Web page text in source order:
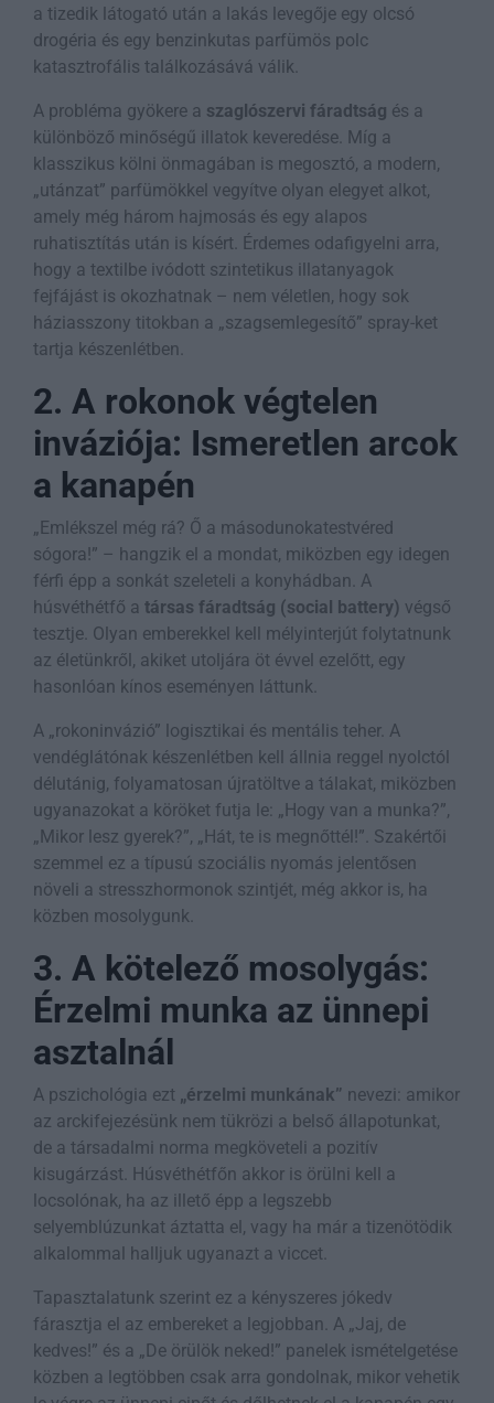
a tizedik látogató után a lakás levegője egy olcsó
drogéria és egy benzinkutas parfümös polc
katasztrofális találkozásává válik.
A probléma gyökere a szaglószervi fáradtság és a
különböző minőségű illatok keveredése. Míg a
klasszikus kölni önmagában is megosztó, a modern,
„utánzat” parfümökkel vegyítve olyan elegyet alkot,
amely még három hajmosás és egy alapos
ruhatisztítás után is kísért. Érdemes odafigyelni arra,
hogy a textilbe ivódott szintetikus illatanyagok
fejfájást is okozhatnak – nem véletlen, hogy sok
háziasszony titokban a „szagsemlegesítő” spray-ket
tartja készenlétben.
2. A rokonok végtelen
inváziója: Ismeretlen arcok
a kanapén
„Emlékszel még rá? Ő a másodunokatestvéred
sógora!” – hangzik el a mondat, miközben egy idegen
férfi épp a sonkát szeleteli a konyhádban. A
húsvéthétfő a társas fáradtság (social battery) végső
tesztje. Olyan emberekkel kell mélyinterjút folytatnunk
az életünkről, akiket utoljára öt évvel ezelőtt, egy
hasonlóan kínos eseményen láttunk.
A „rokoninvázió” logisztikai és mentális teher. A
vendéglátónak készenlétben kell állnia reggel nyolctól
délutánig, folyamatosan újratöltve a tálakat, miközben
ugyanazokat a köröket futja le: „Hogy van a munka?”,
„Mikor lesz gyerek?”, „Hát, te is megnőttél!”. Szakértői
szemmel ez a típusú szociális nyomás jelentősen
növeli a stresszhormonok szintjét, még akkor is, ha
közben mosolygunk.
3. A kötelező mosolygás:
Érzelmi munka az ünnepi
asztalnál
A pszichológia ezt „érzelmi munkának” nevezi: amikor
az arckifejezésünk nem tükrözi a belső állapotunkat,
de a társadalmi norma megköveteli a pozitív
kisugárzást. Húsvéthétfőn akkor is örülni kell a
locsolónak, ha az illető épp a legszebb
selyemblúzunkat áztatta el, vagy ha már a tizenötödik
alkalommal halljuk ugyanazt a viccet.
Tapasztalatunk szerint ez a kényszeres jókedv
fárasztja el az embereket a legjobban. A „Jaj, de
kedves!” és a „De örülök neked!” panelek ismételgetése
közben a legtöbben csak arra gondolnak, mikor vehetik